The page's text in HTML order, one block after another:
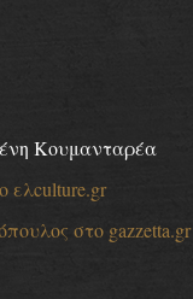
Κουμανταρέα
ελculture.gr
στο gazzetta.gr